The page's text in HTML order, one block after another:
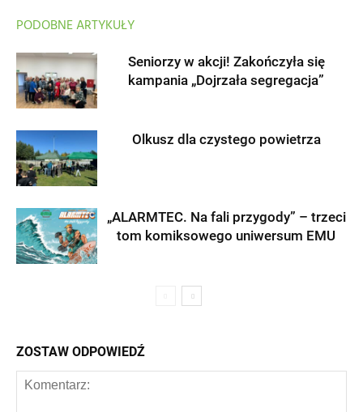
PODOBNE ARTYKUŁY
Seniorzy w akcji! Zakończyła się
kampania „Dojrzała segregacja”
Olkusz dla czystego powietrza
„ALARMTEC. Na fali przygody” – trzeci
tom komiksowego uniwersum EMU
ZOSTAW ODPOWIEDŹ